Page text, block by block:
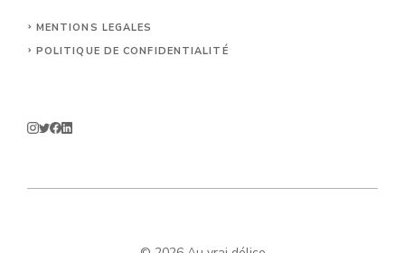
MENTIONS LEGALES
POLITIQUE DE CONFIDENTIALITÉ